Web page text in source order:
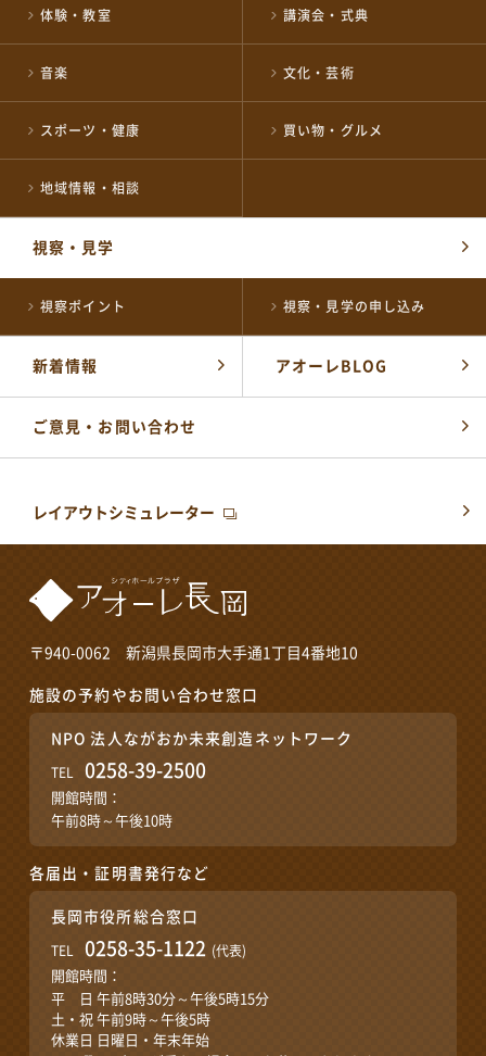
〒940-0062 新潟県長岡市大手通1丁目4番地10
施設の予約やお問い合わせ窓口
NPO 法人ながおか未来創造ネットワーク
TEL 0258-39-2500
開館時間：
午前8時～午後10時
各届出・証明書発行など
長岡市役所総合窓口
TEL 0258-35-1122 (代表)
開館時間：
平 日 午前8時30分～午後5時15分
土・祝 午前9時～午後5時
休業日 日曜日・年末年始
体験・教室 講演会・式典
音楽 文化・芸術
スポーツ・健康 買い物・グルメ
地域情報・相談
視察・見学
視察ポイント 視察・見学の申し込み
新着情報 アオーレBLOG
ご意見・お問い合わせ
レイアウトシミュレーター
各届出・証明書発行など
平日 午前8時30分～午後5時15分
休業日 日曜日・年末年始
※日曜日と祝日が重なる場合は、お休みとなります
施設の予約やお問い合わせ窓口
NPO 法人ながおか未来創造ネットワーク
0258-39-2500
開館時間：